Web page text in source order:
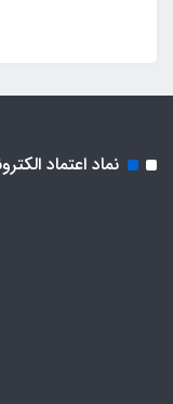
نماد اعتماد